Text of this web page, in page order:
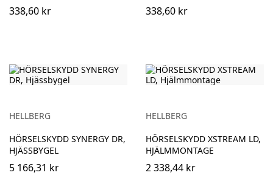
338,60 kr 338,60 kr
HELLBERG
HÖRSELSKYDD SYNERGY DR,
HJÄSSBYGEL
5 166,31 kr
HELLBERG
HÖRSELSKYDD XSTREAM LD,
HJÄLMMONTAGE
2 338,44 kr